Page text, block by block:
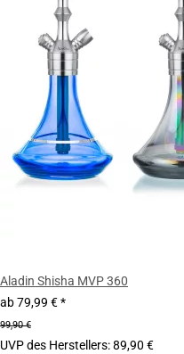
Aladin Shisha MVP 360
ab79,99 €*
99,90 €
UVP des Herstellers:89,90 €